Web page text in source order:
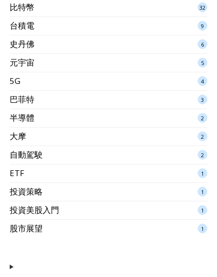
比特幣 32
台積電 9
史丹佛 6
元宇宙 5
5G 4
巴菲特 3
半導體 2
大摩 2
自動駕駛 2
ETF 1
投資策略 1
投資美股入門 1
股市展望 1